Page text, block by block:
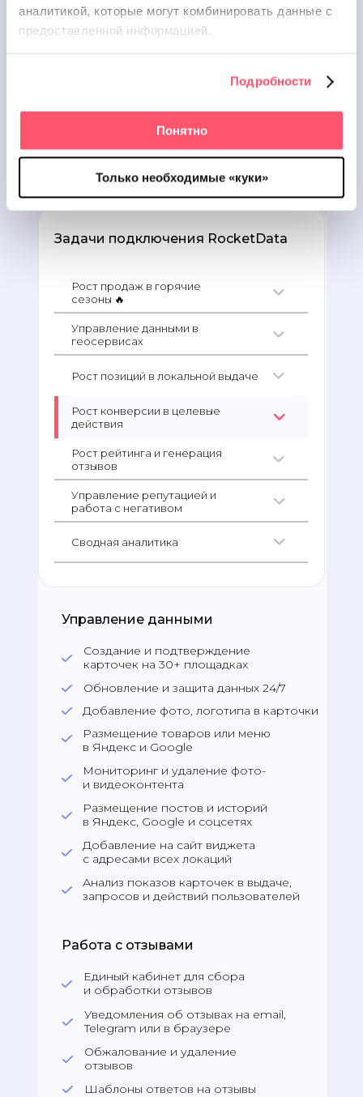
аналитикой, которые могут комбинировать данные с
предоставленной информацией.
Подробности
Понятно
Только необходимые «куки»
Рассчитать стоимость
AI-решения
Управление данными
Создание и подтверждение
карточек на 30+ площадках
Работа с отзывами
Обновление и защита данных 24/7
Единый кабинет для сбора
и обработки отзывов
Задачи подключения RocketData
Уведомления об отзывах на email,
Telegram или в браузере
Обжалование и удаление
отзывов
Шаблоны ответов на отзывы
Управление данными в
геосервисах
Рост позиций в локальной выдаче
Рост конверсии в целевые
действия
Рост рейтинга и генерация
отзывов
Рост продаж в горячие
сезоны 🔥
Управление репутацией и
работа с негативом
Добавление фото, логотипа в карточки
Мониторинг и удаление фото-
и видеоконтента
Размещение товаров или меню
в Яндекс и Google
Размещение постов и историй
в Яндекс, Google и соцсетях
Анализ показов карточек в выдаче,
запросов и действий пользователей
Сводная аналитика
Добавление на сайт виджета
с адресами всех локаций